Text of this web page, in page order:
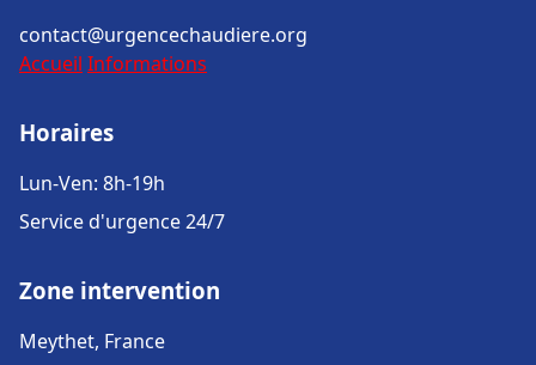
contact@urgencechaudiere.org
Accueil Informations
Horaires
Lun-Ven: 8h-19h
Service d'urgence 24/7
Zone intervention
Meythet, France